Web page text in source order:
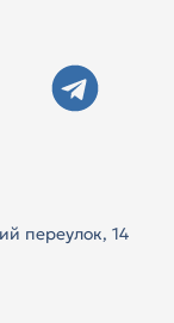
переулок, 14